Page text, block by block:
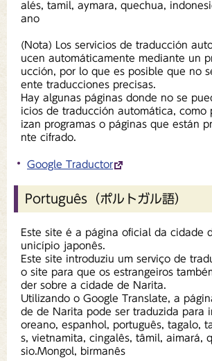
alés, tamil, aymara, quechua,
ano
(Nota) Los servicios de traducción
ucen automáticamente mediante un
ucción, por lo que es posible que no
ente traducciones precisas.
Hay algunas páginas donde no se
icios de traducción automática, como
izan programas o páginas que están
nte cifrado.
Google Traductor
Português（ポルトガル語）
Este site é a página oficial da cidade
unicípio japonês.
Este site introduziu um serviço de
o site para que os estrangeiros
der sobre a cidade de Narita.
Utilizando o Google Translate, a
de de Narita pode ser traduzida para
oreano, espanhol, português, tagalo,
s, vietnamita, cingalês, tâmil, aimará,
sio.Mongol, birmanês